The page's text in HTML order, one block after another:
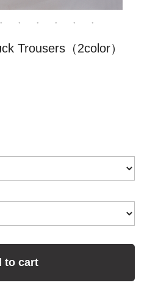
Trousers（2color）
to cart